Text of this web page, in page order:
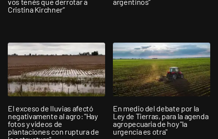
Cristina Kirchner”
El exceso de lluvias afectó
negativamente al agro: "Hay
fotos y videos de
plantaciones con ruptura de
En medio del debate por la
Ley de Tierras, para la agenda
agropecuaria de hoy "la
urgencia es otra"